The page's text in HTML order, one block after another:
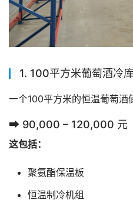
1. 100平方米葡萄酒冷
一个100平方米的恒温葡萄酒
➡ 90,000 – 120,000 元
这包括：
聚氨酯保温板
恒温制冷机组